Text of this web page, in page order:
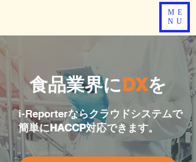
ME
NU
食品業界にDXを
i-Reporterならクラウドシステムで
簡単にHACCP対応できます。